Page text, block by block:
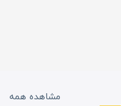
مشاهده همه